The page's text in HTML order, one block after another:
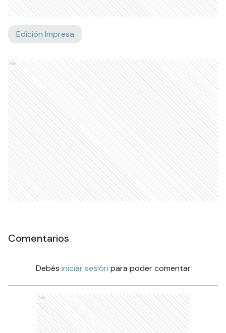
Edición Impresa
Ads
Comentarios
Debés iniciar sesión para poder comentar
Ads